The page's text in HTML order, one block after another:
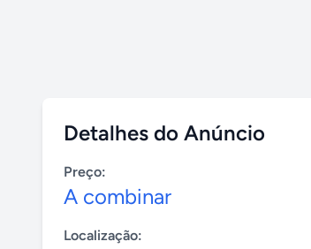
Detalhes do Anúncio
Preço:
A combinar
Localização: